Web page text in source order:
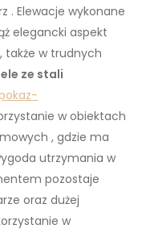
. Elewacje wykonane
elegancki aspekt
także w trudnych
ze stali
w obiektach
, gdzie ma
utrzymania w
pozostaje
oraz dużej
w